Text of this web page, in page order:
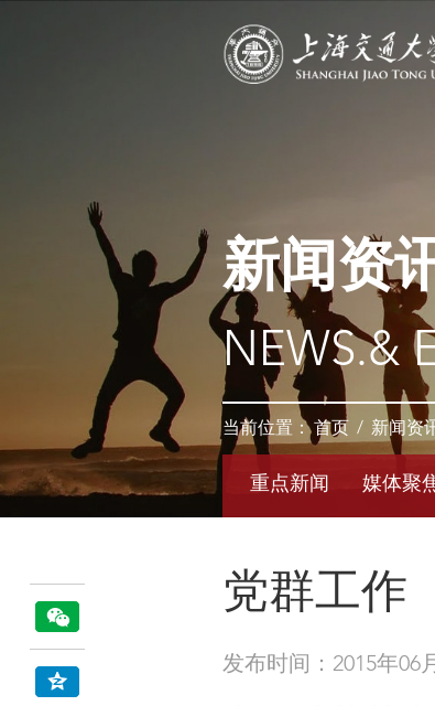
新闻资
NEWS.&
当前位置：首页 / 新闻资
重点新闻 媒体聚
党群工作
发布时间：2015年06